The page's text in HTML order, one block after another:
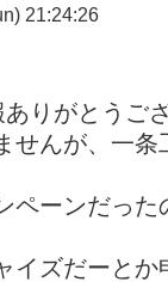
21:24:26
りがとうご
せんが、一
ペーンだった
イズだーとか